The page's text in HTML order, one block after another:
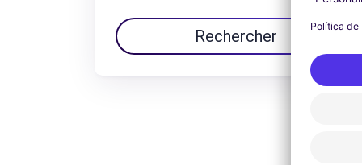
Rechercher